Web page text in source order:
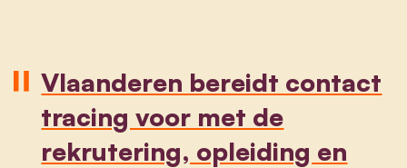
Vlaanderen bereidt contact
tracing voor met de
rekrutering, opleiding en